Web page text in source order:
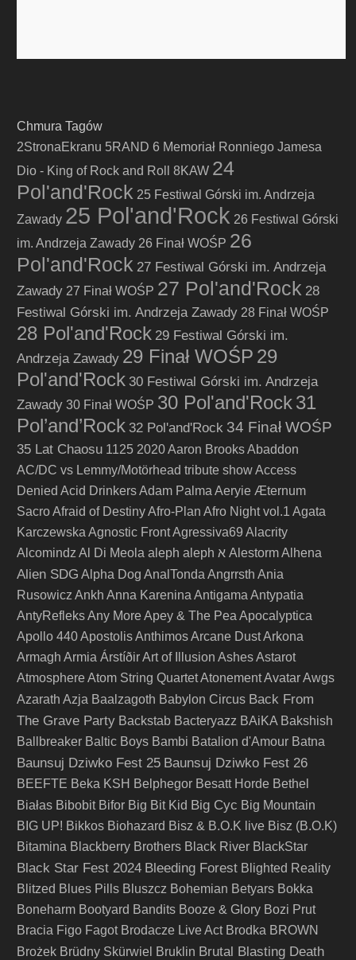
Chmura Tagów
2StronaEkranu 5RAND 6 Memoriał Ronniego Jamesa
Dio - King of Rock and Roll
8KAW 24
Pol'and'Rock 25 Festiwal Górski im. Andrzeja
Zawady 25 Pol'and'Rock 26 Festiwal Górski
im. Andrzeja Zawady 26 Finał WOŚP 26
Pol'and'Rock 27 Festiwal Górski im. Andrzeja
Zawady 27 Finał WOŚP 27 Pol'and'Rock 28
Festiwal Górski im. Andrzeja Zawady 28 Finał WOŚP
28 Pol'and'Rock 29 Festiwal Górski im.
Andrzeja Zawady 29 Finał WOŚP 29
Pol'and'Rock 30 Festiwal Górski im. Andrzeja
Zawady 30 Finał WOŚP 30 Pol'and'Rock31
Pol’and’Rock 32 Pol'and'Rock 34 Finał WOŚP
35 Lat Chaosu 1125 2020Aaron BrooksAbaddon
AC/DC vs Lemmy/Motörhead tribute showAccess
Denied Acid DrinkersAdam Palma Aeryie Æternum
SacroAfraid of DestinyAfro-Plan Afro Night vol.1 Agata
Karczewska Agnostic FrontAgressiva69 Alacrity
Alcomindz Al Di Meola aleph aleph א AlestormAlhena
Alien SDG Alpha Dog AnalTonda Angrrsth Ania
Rusowicz Ankh Anna Karenina Antigama Antypatia
AntyRefleksAny MoreApey & The Pea Apocalyptica
Apollo 440Apostolis AnthimosArcane DustArkona
Armagh Armia ÁrstíðirArt of Illusion AshesAstarot
AtmosphereAtom String QuartetAtonementAvatarAwgs
Azarath Azja Baalzagoth Babylon Circus Back From
The Grave Party Backstab Bacteryazz BAiKA Bakshish
Ballbreaker Baltic Boys Bambi Batalion d'Amour Batna
Baunsuj Dziwko Fest 25 Baunsuj Dziwko Fest 26
BEEFTE Beka KSH Belphegor Besatt Horde Bethel
Białas Bibobit Bifor Big Bit Kid Big Cyc Big Mountain
BIG UP! Bikkos Biohazard Bisz & B.O.K live Bisz (B.O.K)
Bitamina Blackberry Brothers Black River BlackStar
Black Star Fest 2024 Bleeding Forest Blighted Reality
Blitzed Blues Pills Bluszcz Bohemian Betyars Bokka
Boneharm Bootyard Bandits Booze & Glory Bozi Prut
Bracia Figo Fagot Brodacze Live Act Brodka BROWN
Brożek Brüdny Skürwiel Bruklin Brutal Blasting Death